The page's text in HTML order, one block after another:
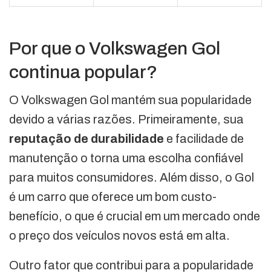
Por que o Volkswagen Gol
continua popular?
O Volkswagen Gol mantém sua popularidade
devido a várias razões. Primeiramente, sua
reputação de durabilidade e facilidade de
manutenção o torna uma escolha confiável
para muitos consumidores. Além disso, o Gol
é um carro que oferece um bom custo-
benefício, o que é crucial em um mercado onde
o preço dos veículos novos está em alta.
Outro fator que contribui para a popularidade